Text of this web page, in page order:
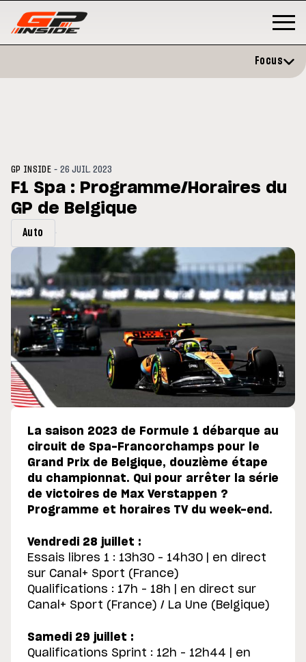
du GP de Grande-
Focus
GP INSIDE -26 JUIL. 2023
F1 Spa : Programme/Horaires du
GP de Belgique
Auto
La saison 2023 de Formule 1 débarque au
circuit de Spa-Francorchamps pour le
Grand Prix de Belgique, douzième étape
du championnat. Qui pour arrêter la série
de victoires de Max Verstappen ?
Programme et horaires TV du week-end.
Vendredi 28 juillet :
Essais libres 1 : 13h30 – 14h30 | en direct
sur Canal+ Sport (France)
Qualifications : 17h – 18h | en direct sur
Canal+ Sport (France) / La Une (Belgique)
Samedi 29 juillet :
Qualifications Sprint : 12h – 12h44 | en